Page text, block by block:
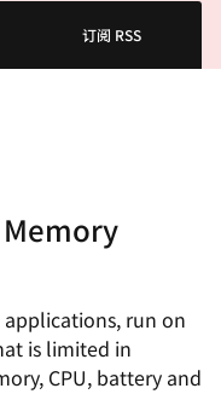
订阅 RSS
run on
is limited in
CPU, battery and